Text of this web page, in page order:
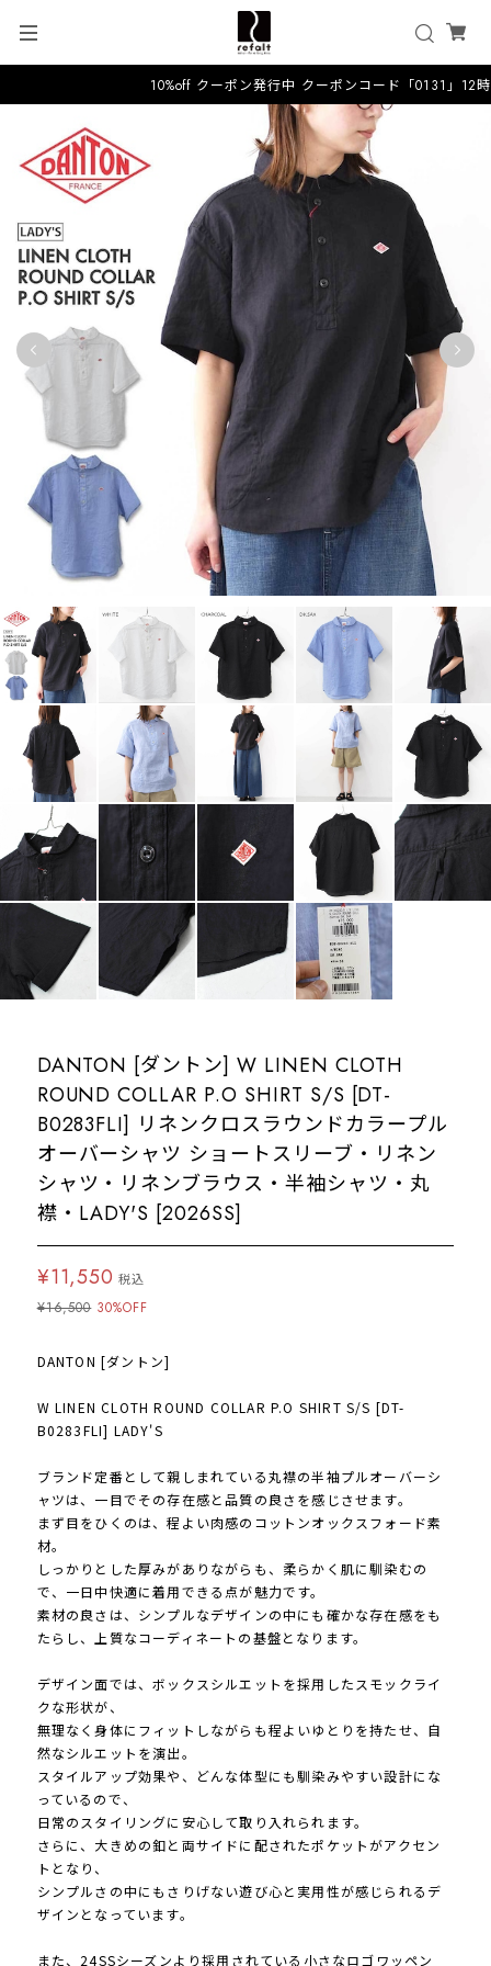
10%off クーポン発行中 クーポンコード「0131」12
DANTON [ダントン] W LINEN CLOTH
ROUND COLLAR P.O SHIRT S/S [DT-
B0283FLI] リネンクロスラウンドカラープル
オーバーシャツ ショートスリーブ・リネン
シャツ・リネンブラウス・半袖シャツ・丸
襟・LADY'S [2026SS]
¥11,550 税込
¥16,500 30%OFF
DANTON [ダントン]
W LINEN CLOTH ROUND COLLAR P.O SHIRT S/S [DT-
B0283FLI] LADY'S
ブランド定番として親しまれている丸襟の半袖プルオーバーシ
ャツは、一目でその存在感と品質の良さを感じさせます。
まず目をひくのは、程よい肉感のコットンオックスフォード素
材。
しっかりとした厚みがありながらも、柔らかく肌に馴染むの
で、一日中快適に着用できる点が魅力です。
素材の良さは、シンプルなデザインの中にも確かな存在感をも
たらし、上質なコーディネートの基盤となります。
デザイン面では、ボックスシルエットを採用したスモックライ
クな形状が、
無理なく身体にフィットしながらも程よいゆとりを持たせ、自
然なシルエットを演出。
スタイルアップ効果や、どんな体型にも馴染みやすい設計にな
っているので、
日常のスタイリングに安心して取り入れられます。
さらに、大きめの釦と両サイドに配されたポケットがアクセン
トとなり、
シンプルさの中にもさりげない遊び心と実用性が感じられるデ
ザインとなっています。
また、24SSシーズンより採用されている小さなロゴワッペン